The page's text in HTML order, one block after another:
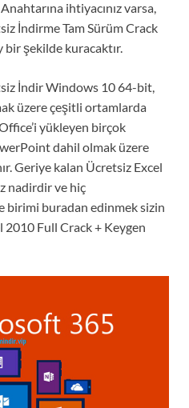
ihtiyacınız varsa,
İndirme Tam Sürüm Crack
bir şekilde kuracaktır.
İndir Windows 10 64-bit,
üzere çeşitli ortamlarda
yükleyen birçok
dahil olmak üzere
Geriye kalan Ücretsiz Excel
nadirdir ve hiç
birimi buradan edinmek sizin
Full Crack + Keygen